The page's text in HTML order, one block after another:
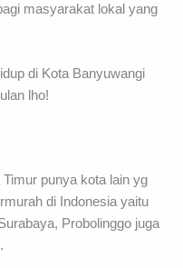
masyarakat lokal yang
di Kota Banyuwangi
lho!
punya kota lain yg
di Indonesia yaitu
Probolinggo juga